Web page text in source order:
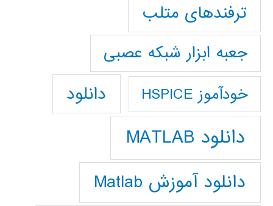
ترفندهای متلب
جعبه ابزار شبکه عصبی
خودآموز HSPICE دانلود
دانلود MATLAB
دانلود آموزش Matlab